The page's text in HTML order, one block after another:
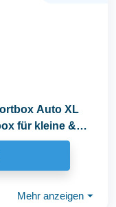
Auto XL
für kleine &
Mehr anzeigen ⏷